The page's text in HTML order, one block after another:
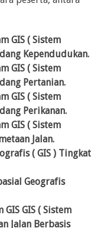
GIS ( Sistem
Kependudukan.
GIS ( Sistem
Pertanian.
GIS ( Sistem
Perikanan.
GIS ( Sistem
Jalan.
( GIS ) Tingkat
Geografis
GIS ( Sistem
Jalan Berbasis